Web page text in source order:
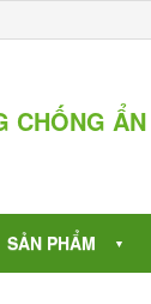
CHỐNG
SẢN PHẨM ▼